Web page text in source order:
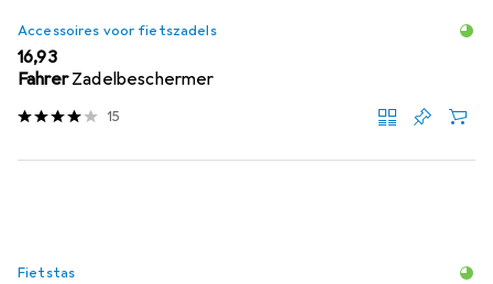
Accessoires voor fietszadels
EUR
16,93
Fahrer Zadelbeschermer
15
Fietstas